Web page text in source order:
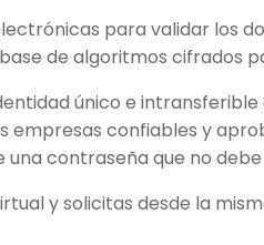
para validar los
de algoritmos cifrados
único e
empresas confiables y
contraseña que no
y solicitas desde la